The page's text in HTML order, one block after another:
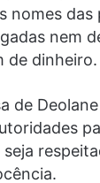
nomes das
nem
de dinheiro.
de